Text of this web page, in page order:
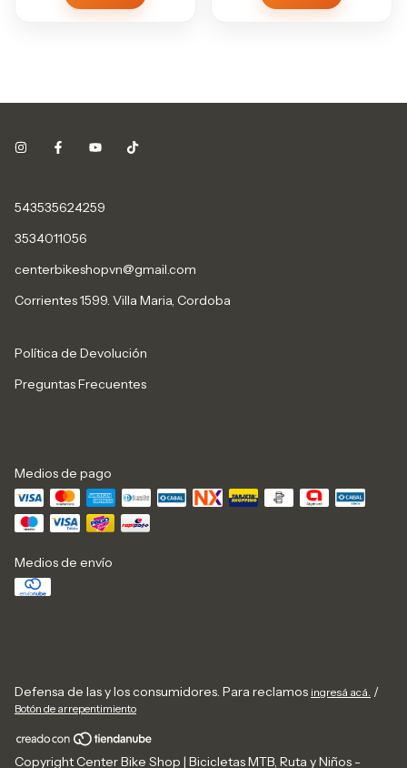
543535624259
3534011056
centerbikeshopvn@gmail.com
Corrientes 1599. Villa Maria, Cordoba
Política de Devolución
Preguntas Frecuentes
Medios de pago
Medios de envío
Defensa de las y los consumidores. Para reclamos ingresá acá. /
Botón de arrepentimiento
Copyright Center Bike Shop | Bicicletas MTB, Ruta y Niños -